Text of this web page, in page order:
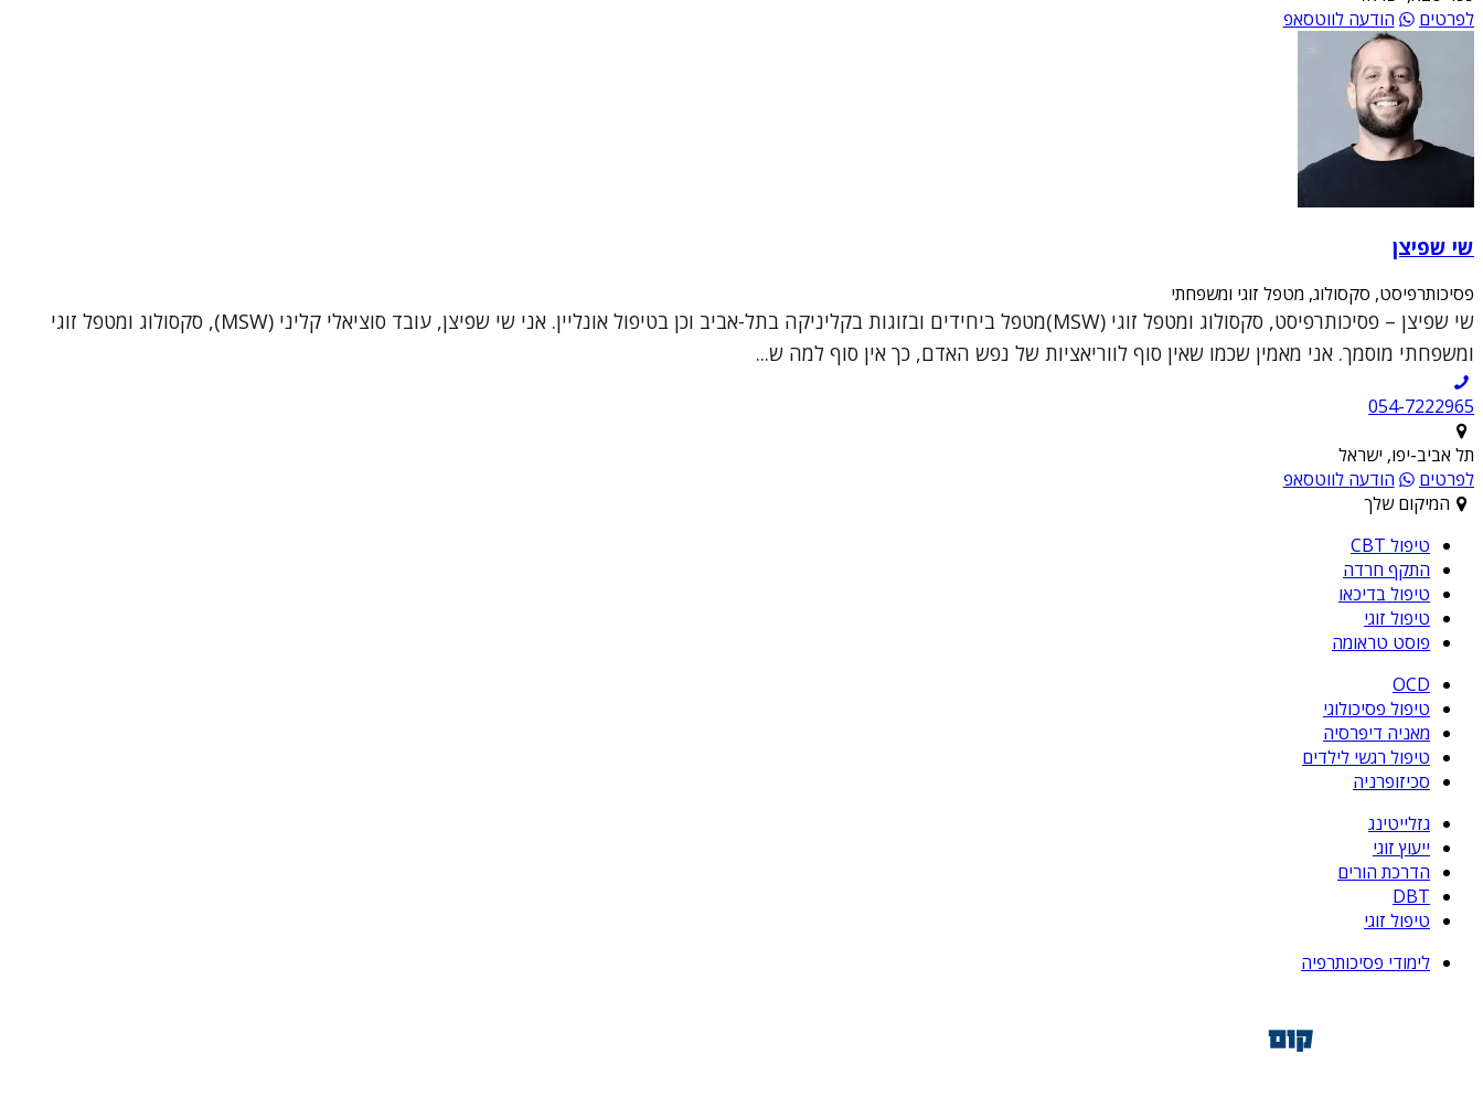
לפרטים
הודעה לווטסאפ
שי שפיצן
פסיכותרפיסט, סקסולוג, מטפל זוגי ומשפחתי
שי שפיצן – פסיכותרפיסט, סקסולוג ומטפל זוגי (MSW)מטפל ביחידים ובזוגות בקליניקה בתל-אביב וכן בטיפול אונליין. אני שי שפיצן, עובד סוציאלי קליני (MSW), סקסולוג ומטפל זוגי
ומשפחתי מוסמך. אני מאמין שכמו שאין סוף לווריאציות של נפש האדם, כך אין סוף למה ש...
054-7222965
תל אביב-יפו, ישראל
לפרטים
הודעה לווטסאפ
המיקום שלך
טיפול CBT
התקף חרדה
טיפול בדיכאו
טיפול זוגי
פוסט טראומה
OCD
טיפול פסיכולוגי
מאניה דיפרסיה
טיפול רגשי לילדים
סכיזופרניה
גזלייטינג
ייעוץ זוגי
הדרכת הורים
DBT
טיפול זוגי
לימודי פסיכותרפיה